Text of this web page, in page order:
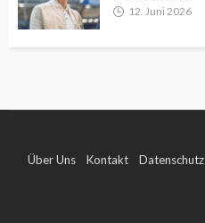
12. Juni 2026
Über Uns Kontakt Datenschutz